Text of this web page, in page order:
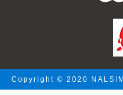
Copyright © 2020